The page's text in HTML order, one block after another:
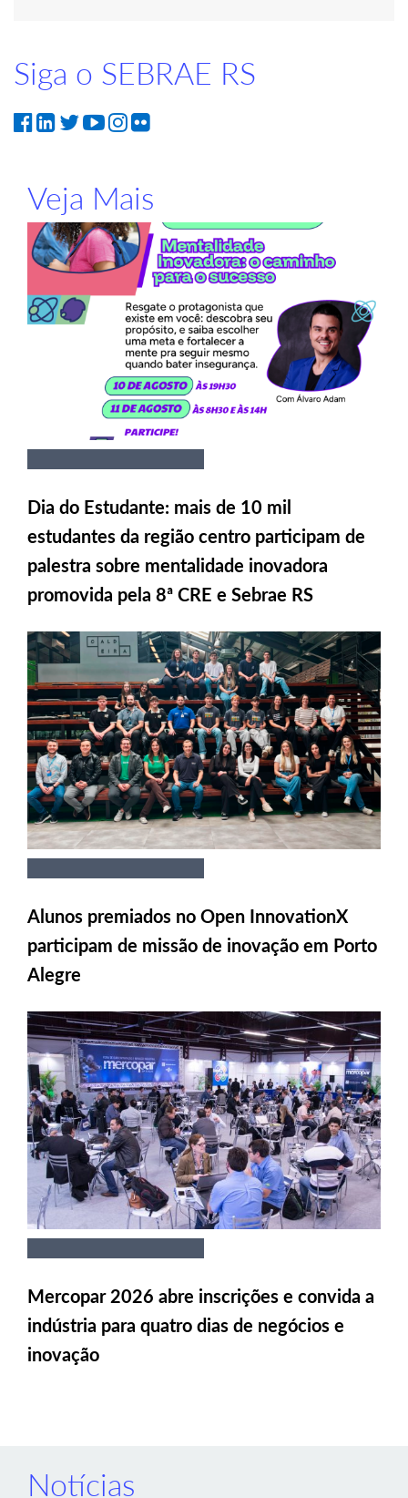
Siga o SEBRAE RS
Veja Mais
Dia do Estudante: mais de 10 mil
estudantes da região centro participam de
palestra sobre mentalidade inovadora
promovida pela 8ª CRE e Sebrae RS
Alunos premiados no Open InnovationX
participam de missão de inovação em Porto
Alegre
Mercopar 2026 abre inscrições e convida a
indústria para quatro dias de negócios e
inovação
Notícias